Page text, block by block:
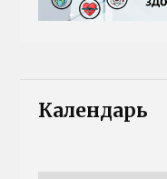
Календарь